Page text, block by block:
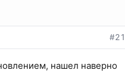
#21
нашел наверно